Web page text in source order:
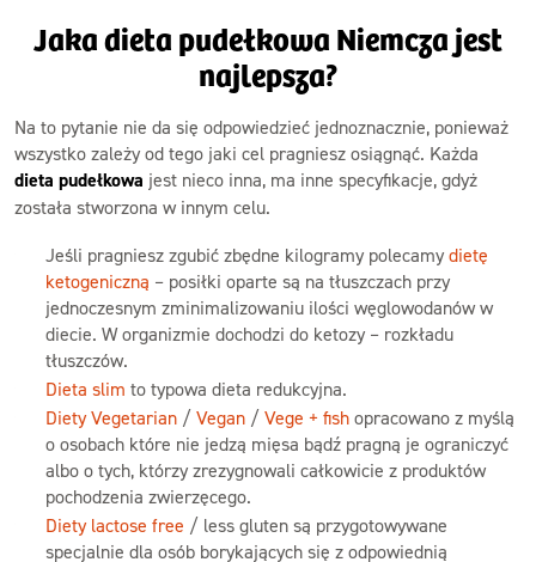
Jaka dieta pudełkowa Niemcza jest
najlepsza?
Na to pytanie nie da się odpowiedzieć jednoznacznie, ponieważ
wszystko zależy od tego jaki cel pragniesz osiągnąć. Każda
dieta pudełkowa jest nieco inna, ma inne specyfikacje, gdyż
została stworzona w innym celu.
Jeśli pragniesz zgubić zbędne kilogramy polecamy dietę
ketogeniczną – posiłki oparte są na tłuszczach przy
jednoczesnym zminimalizowaniu ilości węglowodanów w
diecie. W organizmie dochodzi do ketozy – rozkładu
tłuszczów.
Dieta slim to typowa dieta redukcyjna.
Diety Vegetarian / Vegan / Vege + fish opracowano z myślą
o osobach które nie jedzą mięsa bądź pragną je ograniczyć
albo o tych, którzy zrezygnowali całkowicie z produktów
pochodzenia zwierzęcego.
Diety lactose free / less gluten są przygotowywane
specjalnie dla osób borykających się z odpowiednią